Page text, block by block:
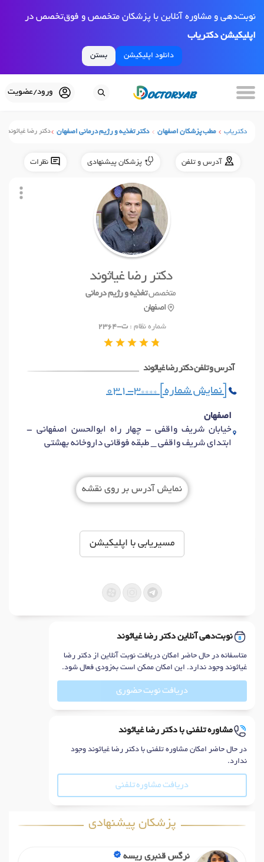
نوبت‌دهی و مشاوره آنلاین با پزشکان متخصص و فوق‌تخصص در
اپلیکیشن دکتریاب
دانلود اپلیکیشن بستن
ورود/عضویت
دکتریاب مطب پزشکان اصفهان دکتر تغذیه و رژیم درمانی اصفهان دکتر رضا غیاثوند
آدرس و تلفن پزشکان پیشنهادی نظرات
دکتر رضا غیاثوند
متخصصتغذیه و رژیم درمانی
اصفهان
شماره نظام : ت-2364
آدرس و تلفن دکتر رضا غیاثوند
031-3**** [نمایش شماره]
اصفهان
خیابان شریف واقفی - چهار راه ابوالحسن اصفهانی -
ابتدای شریف واقفی _ طبقه فوقانی داروخانه بهشتی
نمایش آدرس بر روی نقشه
مسیریابی با اپلیکیشن
نوبت‌دهی آنلاین دکتر رضا غیاثوند
متاسفانه در حال حاضر امکان دریافت نوبت آنلاین از دکتر رضا
غیاثوند وجود ندارد. این امکان ممکن است به‌زودی فعال شود.
دریافت نوبت حضوری
مشاوره تلفنی با دکتر رضا غیاثوند
در حال حاضر امکان مشاوره تلفنی با دکتر رضا غیاثوند وجود
ندارد.
دریافت مشاوره تلفنی
پزشکان پیشنهادی
نرگس قنبری ریسه